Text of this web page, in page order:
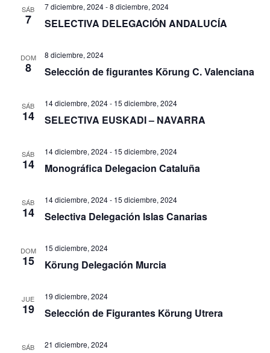
SÁB
7
7 diciembre, 2024-8 diciembre, 2024
SELECTIVA DELEGACIÓN ANDALUCÍA
DOM
8
8 diciembre, 2024
Selección de figurantes Körung C. Valenciana
SÁB
14
14 diciembre, 2024- 15 diciembre, 2024
SELECTIVA EUSKADI – NAVARRA
SÁB
14
14 diciembre, 2024- 15 diciembre, 2024
Monográfica Delegacion Cataluña
SÁB
14
14 diciembre, 2024- 15 diciembre, 2024
Selectiva Delegación Islas Canarias
DOM
15
15 diciembre, 2024
Körung Delegación Murcia
JUE
19
19 diciembre, 2024
Selección de Figurantes Körung Utrera
SÁB 21 diciembre, 2024